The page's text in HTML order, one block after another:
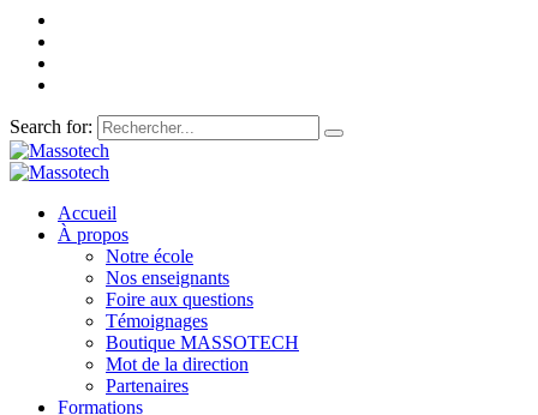
Search for:
Accueil
À propos
Notre école
Nos enseignants
Foire aux questions
Témoignages
Boutique MASSOTECH
Mot de la direction
Partenaires
Formations